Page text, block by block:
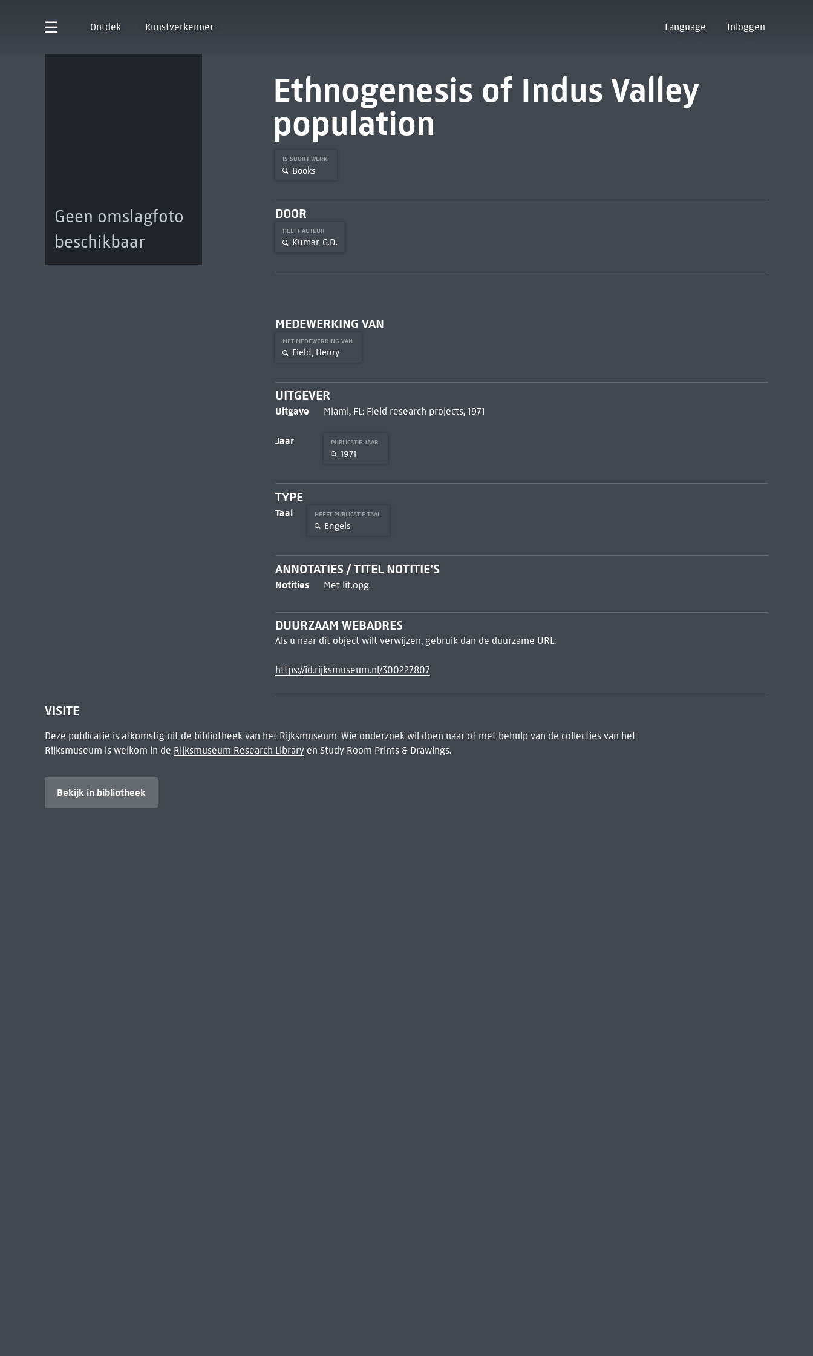
Ontdek Kunstverkenner Language Inloggen
Geen omslagfoto
beschikbaar
Ethnogenesis of Indus Valley
population
IS SOORT WERK
Books
DOOR
HEEFT AUTEUR
Kumar, G.D.
MEDEWERKING VAN
MET MEDEWERKING VAN
Field, Henry
UITGEVER
Uitgave Miami, FL: Field research projects, 1971
Jaar PUBLICATIE JAAR
1971
TYPE
Taal HEEFT PUBLICATIE TAAL
Engels
ANNOTATIES / TITEL NOTITIE'S
Notities Met lit.opg.
DUURZAAM WEBADRES
Als u naar dit object wilt verwijzen, gebruik dan de duurzame URL:
https://id.rijksmuseum.nl/300227807
VISITE
Deze publicatie is afkomstig uit de bibliotheek van het Rijksmuseum. Wie onderzoek wil doen naar of met behulp van de collecties van het
Rijksmuseum is welkom in de Rijksmuseum Research Libraryen Study Room Prints & Drawings.
Bekijk in bibliotheek